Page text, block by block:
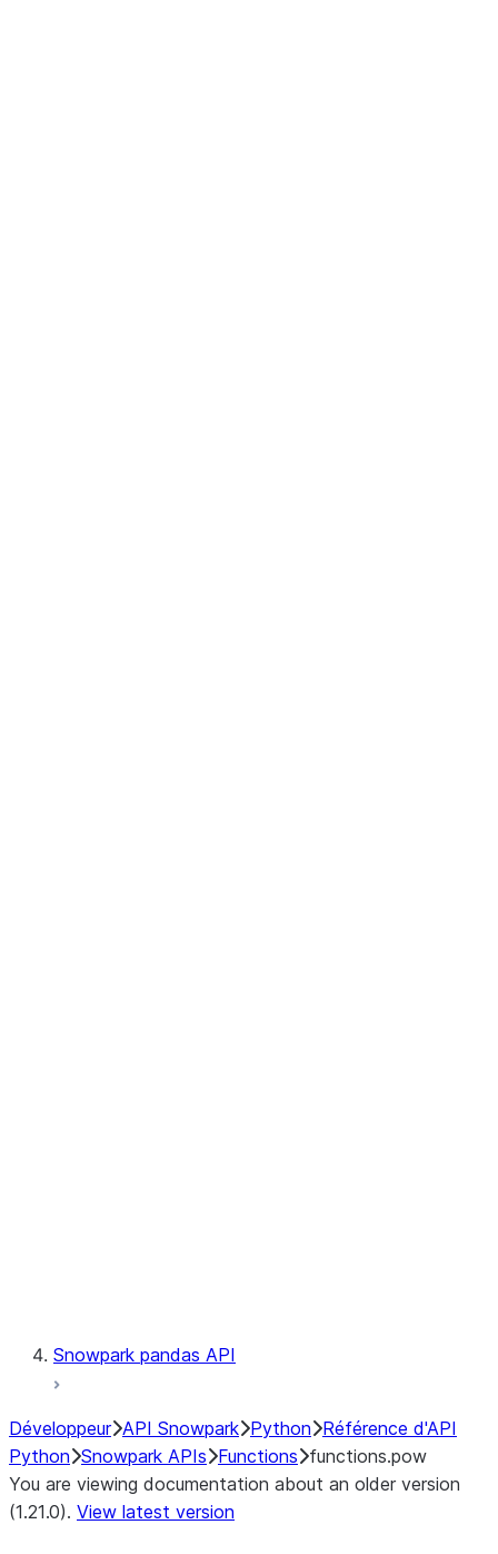
Snowpark pandas API
Développeur API Snowpark Python Référence d'API
Python Snowpark APIs Functions functions.pow
You are viewing documentation about an older version
(1.21.0). View latest version